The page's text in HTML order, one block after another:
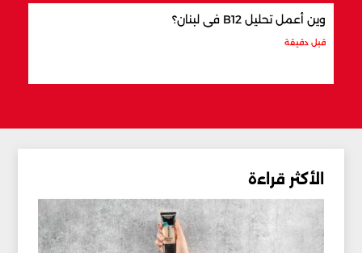
وين أعمل تحليل B12 في لبنان؟
قبل دقيقة
الأكثر قراءة